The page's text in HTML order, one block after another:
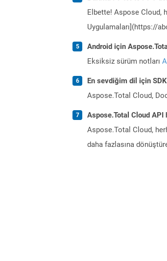
Elbette! Aspose Cloud,
Uygulamaları](https://
Android için
Eksiksiz sürüm notları
En sevdiğim dil için
Aspose.Total Cloud,
Aspose.Total Cloud API
Aspose.Total Cloud,
daha fazlasına